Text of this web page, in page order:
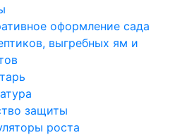
оформление сада
выгребных ям и
защиты
роста